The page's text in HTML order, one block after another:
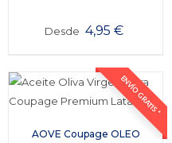
Desde 4,95€
ENVÍO GRATIS *
AOVE Coupage OLEO